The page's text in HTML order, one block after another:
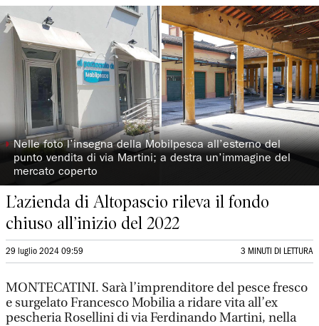
◗ Nelle foto l’insegna della Mobilpesca all’esterno del
punto vendita di via Martini; a destra un’immagine del
mercato coperto
L’azienda di Altopascio rileva il fondo
chiuso all’inizio del 2022
29 luglio 2024 09:59 3 MINUTI DI LETTURA
MONTECATINI. Sarà l’imprenditore del pesce fresco
e surgelato Francesco Mobilia a ridare vita all’ex
pescheria Rosellini di via Ferdinando Martini, nella